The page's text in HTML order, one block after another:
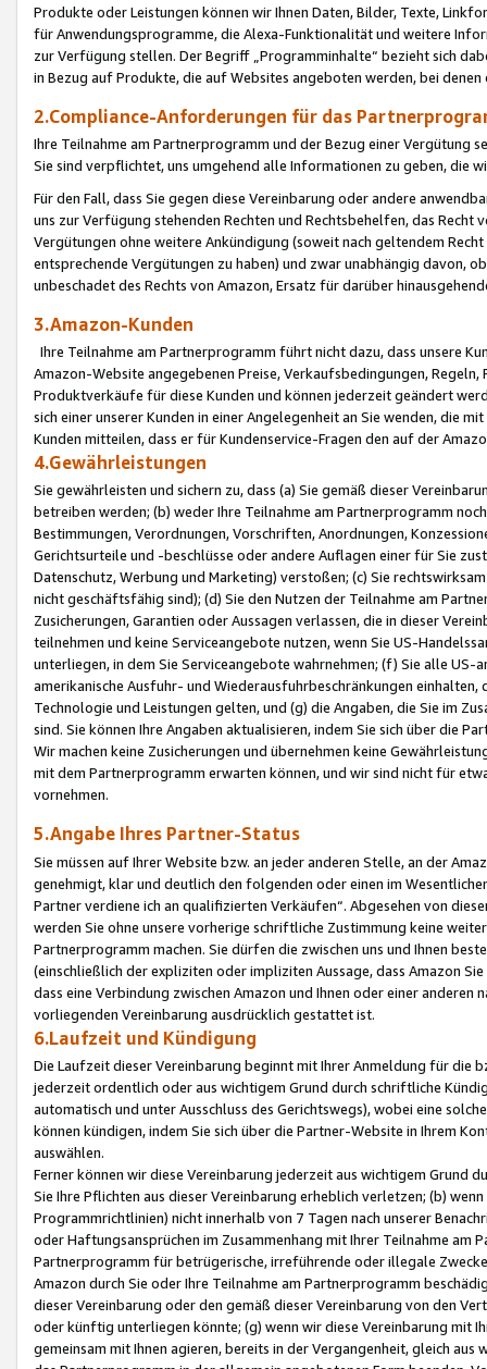
Produkte oder Leistungen können wir Ihnen Daten, Bilder, Texte,
für Anwendungsprogramme, die Alexa-Funktionalität und weitere
zur Verfügung stellen. Der Begriff „Programminhalte“ bezieht sich
in Bezug auf Produkte, die auf Websites angeboten werden, bei
2.Compliance-Anforderungen für das
Ihre Teilnahme am Partnerprogramm und der Bezug einer Vergütung
Sie sind verpflichtet, uns umgehend alle Informationen zu geben, die
Für den Fall, dass Sie gegen diese Vereinbarung oder andere
uns zur Verfügung stehenden Rechten und Rechtsbehelfen, das
Vergütungen ohne weitere Ankündigung (soweit nach geltendem
entsprechende Vergütungen zu haben) und zwar unabhängig davon,
unbeschadet des Rechts von Amazon, Ersatz für darüber
3.Amazon-Kunden
Ihre Teilnahme am Partnerprogramm führt nicht dazu, dass unsere
Amazon-Website angegebenen Preise, Verkaufsbedingungen,
Produktverkäufe für diese Kunden und können jederzeit geändert
sich einer unserer Kunden in einer Angelegenheit an Sie wenden, die
Kunden mitteilen, dass er für Kundenservice-Fragen den auf der
4.Gewährleistungen
Sie gewährleisten und sichern zu, dass (a) Sie gemäß dieser
betreiben werden; (b) weder Ihre Teilnahme am Partnerprogramm
Bestimmungen, Verordnungen, Vorschriften, Anordnungen,
Gerichtsurteile und -beschlüsse oder andere Auflagen einer für Sie
Datenschutz, Werbung und Marketing) verstoßen; (c) Sie
nicht geschäftsfähig sind); (d) Sie den Nutzen der Teilnahme am
Zusicherungen, Garantien oder Aussagen verlassen, die in dieser
teilnehmen und keine Serviceangebote nutzen, wenn Sie US-
unterliegen, in dem Sie Serviceangebote wahrnehmen; (f) Sie alle
amerikanische Ausfuhr- und Wiederausfuhrbeschränkungen
Technologie und Leistungen gelten, und (g) die Angaben, die Sie im
sind. Sie können Ihre Angaben aktualisieren, indem Sie sich über die
Wir machen keine Zusicherungen und übernehmen keine
mit dem Partnerprogramm erwarten können, und wir sind nicht für
vornehmen.
5.Angabe Ihres Partner-Status
Sie müssen auf Ihrer Website bzw. an jeder anderen Stelle, an der
genehmigt, klar und deutlich den folgenden oder einen im
Partner verdiene ich an qualifizierten Verkäufen“. Abgesehen von
werden Sie ohne unsere vorherige schriftliche Zustimmung keine
Partnerprogramm machen. Sie dürfen die zwischen uns und Ihnen
(einschließlich der expliziten oder impliziten Aussage, dass Amazon
dass eine Verbindung zwischen Amazon und Ihnen oder einer
vorliegenden Vereinbarung ausdrücklich gestattet ist.
6.Laufzeit und Kündigung
Die Laufzeit dieser Vereinbarung beginnt mit Ihrer Anmeldung für die
jederzeit ordentlich oder aus wichtigem Grund durch schriftliche
automatisch und unter Ausschluss des Gerichtswegs), wobei eine
können kündigen, indem Sie sich über die Partner-Website in Ihrem
auswählen.
Ferner können wir diese Vereinbarung jederzeit aus wichtigem Grund
Sie Ihre Pflichten aus dieser Vereinbarung erheblich verletzen; (b)
Programmrichtlinien) nicht innerhalb von 7 Tagen nach unserer
oder Haftungsansprüchen im Zusammenhang mit Ihrer Teilnahme am
Partnerprogramm für betrügerische, irreführende oder illegale
Amazon durch Sie oder Ihre Teilnahme am Partnerprogramm
dieser Vereinbarung oder den gemäß dieser Vereinbarung von den
oder künftig unterliegen könnte; (g) wenn wir diese Vereinbarung mit
gemeinsam mit Ihnen agieren, bereits in der Vergangenheit, gleich